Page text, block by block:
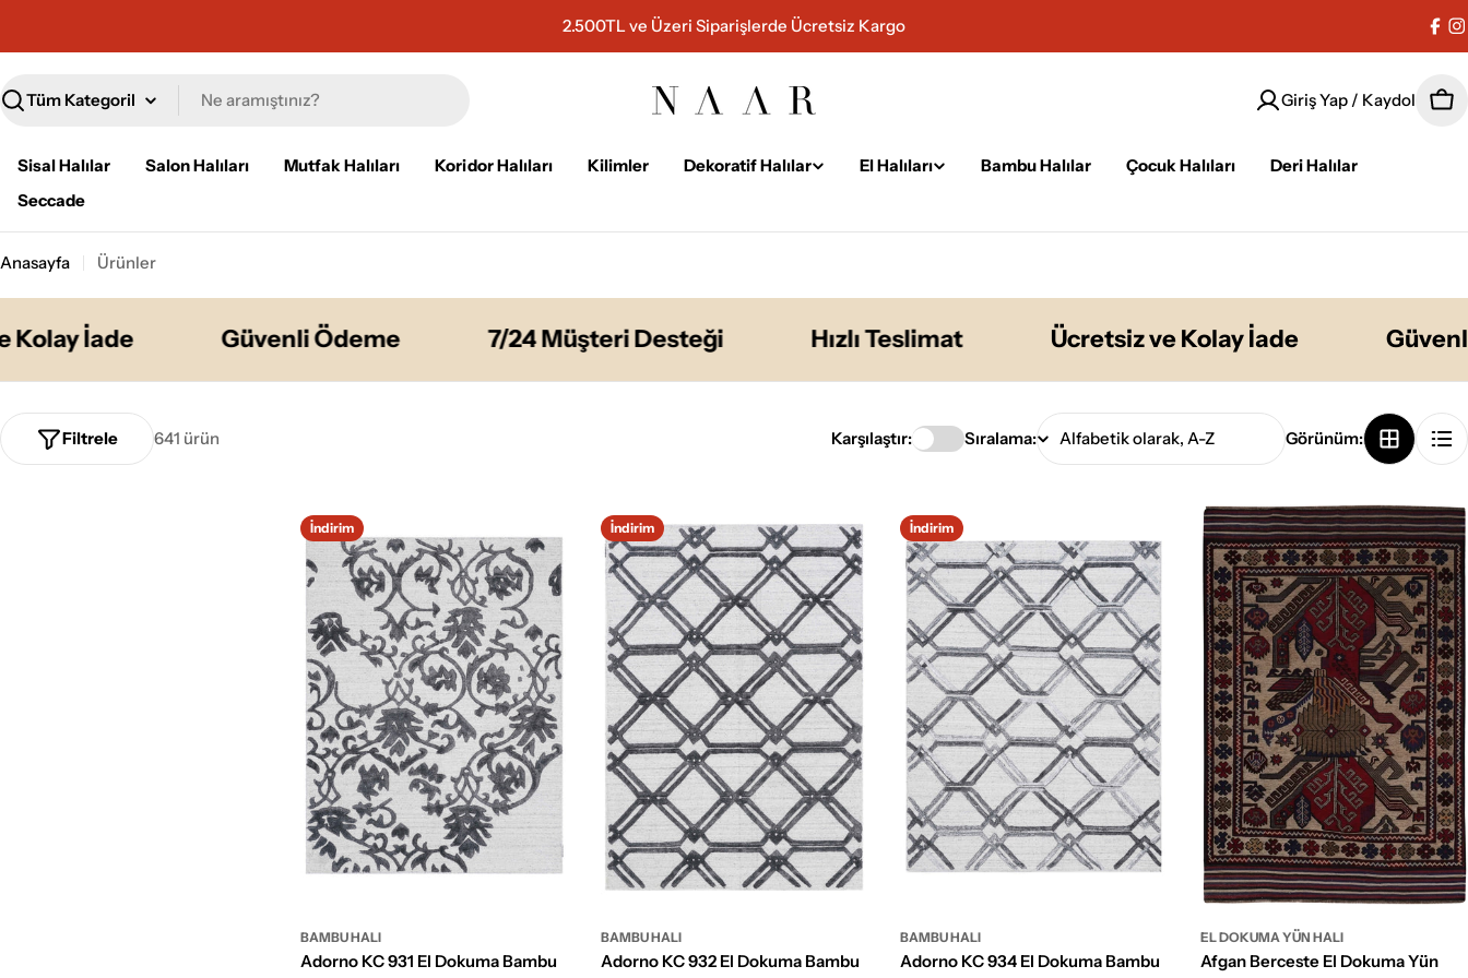
2.500TL ve Üzeri Siparişlerde Ücretsiz Kargo
Ara
Giriş Yap / Kaydol
Sisal Halılar Salon Halıları Mutfak Halıları Koridor Halıları Kilimler Dekoratif Halılar El Halıları Bambu Halılar Çocuk Halıları
Deri Halılar
Seccade
Anasayfa Ürünler
İade Güvenli Ödeme 7/24 Müşteri Desteği Hızlı Teslimat Ücretsiz ve Kolay İade Güvenli
641 ürün
Filtrele Karşılaştır: Sıralama: Görünüm:
İndirim
BAMBU HALI
Adorno KC 931 El Dokuma Bambu
İndirim
BAMBU HALI
Adorno KC 932 El Dokuma Bambu
İndirim
BAMBU HALI
Adorno KC 934 El Dokuma Bambu
EL DOKUMA YÜN HALI
Afgan Berceste El Dokuma Yün